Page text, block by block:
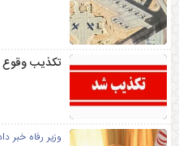
تکذیب وقوع
وزیر رفاه خبر